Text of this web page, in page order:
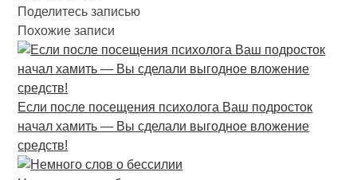
Поделитесь записью
Похожие записи
Если после посещения психолога Ваш подросток
начал хамить — Вы сделали выгодное вложение
средств!